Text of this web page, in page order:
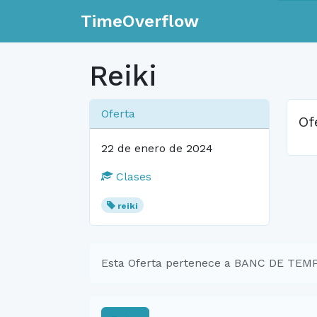
TimeOverflow
Reiki
Oferta
22 de enero de 2024
Clases
reiki
Esta Oferta pertenece a BANC DE